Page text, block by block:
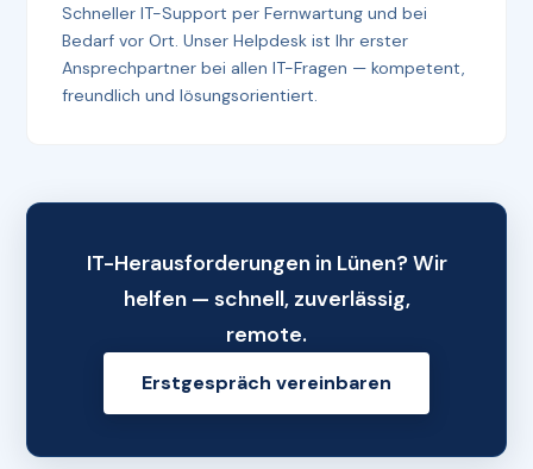
Schneller IT-Support per Fernwartung und bei
Bedarf vor Ort. Unser Helpdesk ist Ihr erster
Ansprechpartner bei allen IT-Fragen — kompetent,
freundlich und lösungsorientiert.
IT-Herausforderungen in Lünen? Wir
helfen — schnell, zuverlässig,
remote.
Erstgespräch vereinbaren